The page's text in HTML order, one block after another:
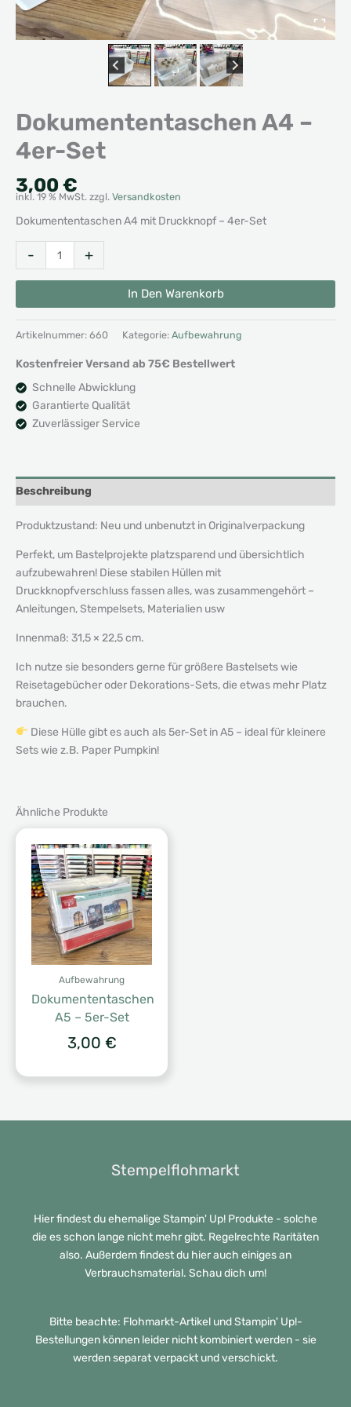
Dokumententaschen A4 –
4er-Set
3,00 €
inkl. 19 % MwSt. zzgl. Versandkosten
Dokumententaschen A4 mit Druckknopf – 4er-Set
-
Dokumententaschen
A4
–
4er-
Set
Menge
+
In Den Warenkorb
Artikelnummer: 660 Kategorie: Aufbewahrung
Kostenfreier Versand ab 75€ Bestellwert
Schnelle Abwicklung
Garantierte Qualität
Zuverlässiger Service
Beschreibung
Produktzustand: Neu und unbenutzt in Originalverpackung
Perfekt, um Bastelprojekte platzsparend und übersichtlich
aufzubewahren! Diese stabilen Hüllen mit
Druckknopfverschluss fassen alles, was zusammengehört –
Anleitungen, Stempelsets, Materialien usw
Innenmaß: 31,5 × 22,5 cm.
Ich nutze sie besonders gerne für größere Bastelsets wie
Reisetagebücher oder Dekorations-Sets, die etwas mehr Platz
brauchen.
Diese Hülle gibt es auch als 5er-Set in A5 – ideal für kleinere
Sets wie z.B. Paper Pumpkin!
Ähnliche Produkte
Aufbewahrung
Dokumententaschen
A5 – 5er-Set
3,00 €
Stempelflohmarkt
Hier findest du ehemalige Stampin' Up! Produkte - solche
die es schon lange nicht mehr gibt. Regelrechte Raritäten
also. Außerdem findest du hier auch einiges an
Verbrauchsmaterial. Schau dich um!
Bitte beachte: Flohmarkt-Artikel und Stampin' Up!-
Bestellungen können leider nicht kombiniert werden - sie
werden separat verpackt und verschickt.